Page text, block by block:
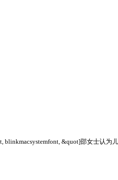
blinkmacsystemfont, &quot]邵女士认为